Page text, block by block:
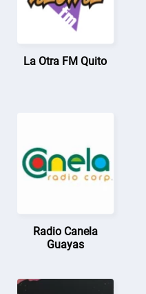
La Otra FM Quito
Radio Canela
Guayas